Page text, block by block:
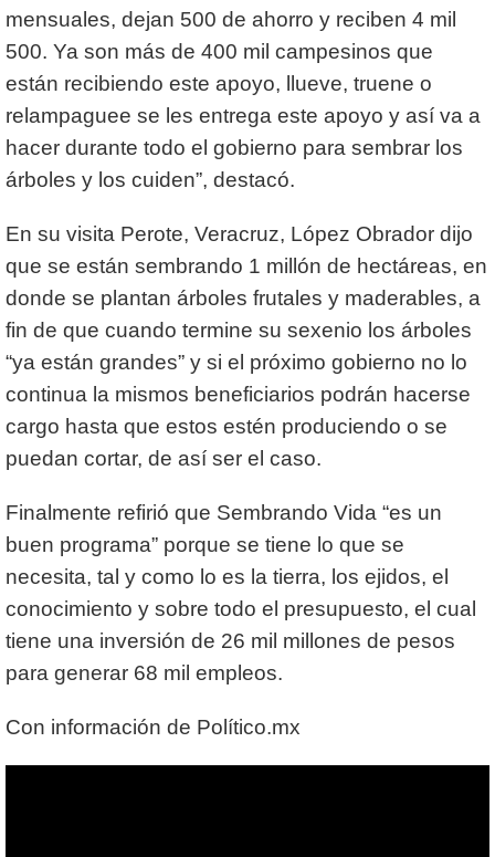
mensuales, dejan 500 de ahorro y reciben 4 mil
500. Ya son más de 400 mil campesinos que
están recibiendo este apoyo, llueve, truene o
relampaguee se les entrega este apoyo y así va a
hacer durante todo el gobierno para sembrar los
árboles y los cuiden”, destacó.
En su visita Perote, Veracruz, López Obrador dijo
que se están sembrando 1 millón de hectáreas, en
donde se plantan árboles frutales y maderables, a
fin de que cuando termine su sexenio los árboles
“ya están grandes” y si el próximo gobierno no lo
continua la mismos beneficiarios podrán hacerse
cargo hasta que estos estén produciendo o se
puedan cortar, de así ser el caso.
Finalmente refirió que Sembrando Vida “es un
buen programa” porque se tiene lo que se
necesita, tal y como lo es la tierra, los ejidos, el
conocimiento y sobre todo el presupuesto, el cual
tiene una inversión de 26 mil millones de pesos
para generar 68 mil empleos.
Con información de Político.mx